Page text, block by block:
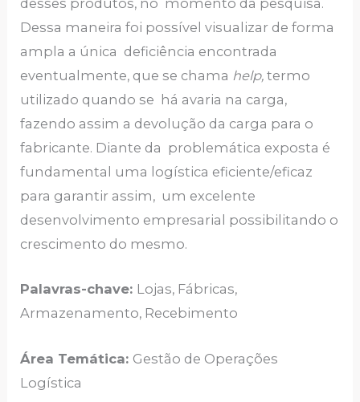
desses produtos, no momento da pesquisa.
Dessa maneira foi possível visualizar de forma
ampla a única deficiência encontrada
eventualmente, que se chama help,termo
utilizado quando se há avaria na carga,
fazendo assim a devolução da carga para o
fabricante. Diante da problemática exposta é
fundamental uma logística eficiente/eficaz
para garantir assim, um excelente
desenvolvimento empresarial possibilitando o
crescimento do mesmo.
Palavras-chave: Lojas, Fábricas,
Armazenamento, Recebimento
Área Temática: Gestão de Operações
Logística